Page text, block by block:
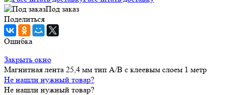
Под заказ
Поделиться
Ошибка
Закрыть окно
Магнитная лента 25,4 мм тип А/В с клеевым слоем 1 метр
Не нашли нужный товар?
Не нашли нужный товар?